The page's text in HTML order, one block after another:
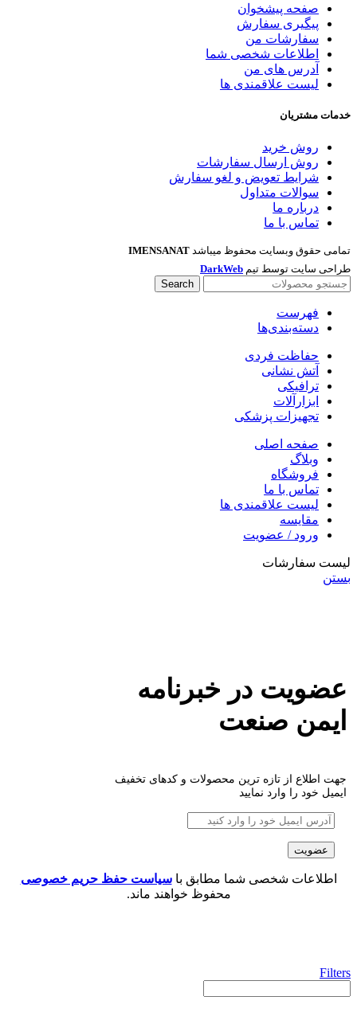
صفحه پیشخوان
پیگیری سفارش
سفارشات من
اطلاعات شخصی شما
آدرس های من
لیست علاقمندی ها
خدمات مشتریان
روش خرید
روش ارسال سفارشات
شرایط تعویض و لغو سفارش
سوالات متداول
درباره ما
تماس با ما
تمامی حقوق وبسایت محفوظ میباشد IMENSANAT
طراحی سایت توسط تیم DarkWeb
Search
فهرست
دسته‌بندی‌ها
حفاظت فردی
آتش نشانی
ترافیکی
ابزارآلات
تجهیزات پزشکی
صفحه اصلی
وبلاگ
فروشگاه
تماس با ما
لیست علاقمندی ها
مقایسه
ورود / عضویت
لیست سفارشات
بستن
عضویت در خبرنامه
ایمن صنعت
جهت اطلاع از تازه ترین محصولات و کدهای تخفیف
ایمیل خود را وارد نمایید
اطلاعات شخصی شما مطابق باسیاست حفظ حریم خصوصی
محفوظ خواهند ماند.
Filters